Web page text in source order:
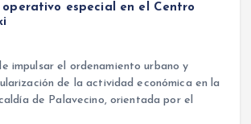
especial en el Centro
impulsar el ordenamiento urbano y
de la actividad económica en la
de Palavecino, orientada por el